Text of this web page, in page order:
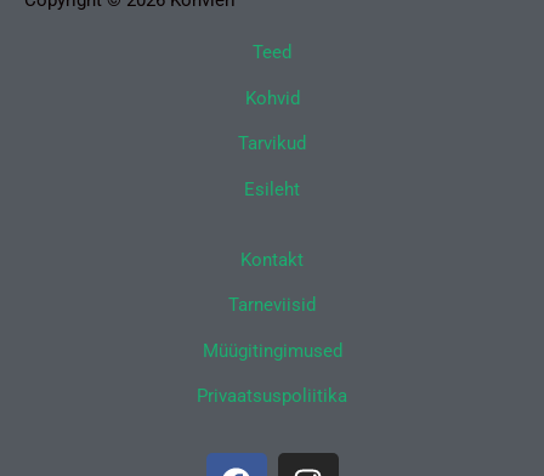
Teed
Kohvid
Tarvikud
Esileht
Kontakt
Tarneviisid
Müügitingimused
Privaatsuspoliitika
F I